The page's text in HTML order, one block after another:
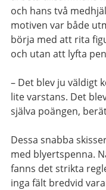
och hans två
motiven var både
börja med att rita
och utan att lyfta
– Det blev ju väldigt
lite varstans. Det
själva poängen,
Dessa snabba
med blyertspenna.
fanns det strikta
inga fält bredvid